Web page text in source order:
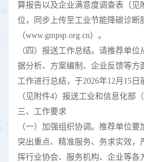
算报告以及企业满意度调查表（见
位，同步上传至工业节能降碳诊断
（www.gmpsp.org.cn）。
（四）报送工作总结。请推荐单
据分析、方案编制、企业反馈等方
工作进行总结，于2026年12月15
（见附件4）报送工业和信息化部
三、工作要求
（一）加强组织协调。推荐单位要
突出重点、精准服务、务求实效，
挥行业协会、服务机构、企业等各